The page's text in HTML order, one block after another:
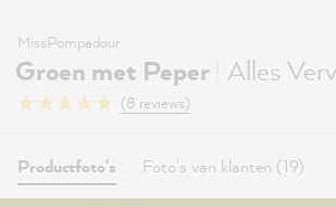
MissPompadour
Groen met Peper Alles
(8 reviews)
Productfoto's Foto's van klanten (19)